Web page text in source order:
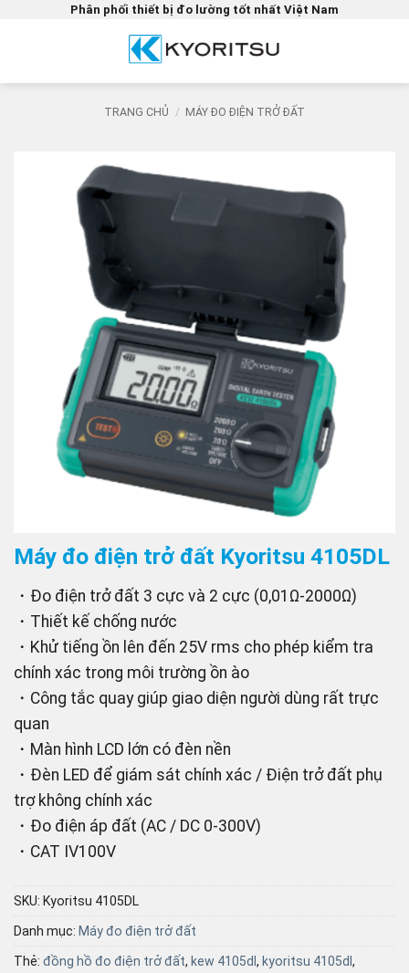
dung
Phân phối thiết bị đo lường tốt nhất Việt Nam
TRANG CHỦ / MÁY ĐO ĐIỆN TRỞ ĐẤT
Máy đo điện trở đất Kyoritsu 4105DL
・Đo điện trở đất 3 cực và 2 cực (0,01Ω‐2000Ω)
・Thiết kế chống nước
・Khử tiếng ồn lên đến 25V rms cho phép kiểm tra
chính xác trong môi trường ồn ào
・Công tắc quay giúp giao diện người dùng rất trực
quan
・Màn hình LCD lớn có đèn nền
・Đèn LED để giám sát chính xác / Điện trở đất phụ
trợ không chính xác
・Đo điện áp đất (AC / DC 0-300V)
・CAT Ⅳ100V
SKU: Kyoritsu 4105DL
Danh mục: Máy đo điện trở đất
Thẻ: đồng hồ đo điện trở đất, kew 4105dl , kyoritsu 4105dl ,